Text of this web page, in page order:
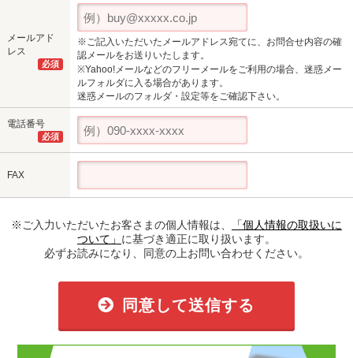
メールアド
レス
必須
※ご記入いただいたメールアドレス宛てに、お問合せ内容の確
認メールをお送りいたします。
※Yahoo!メールなどのフリーメールをご利用の場合、迷惑メー
ルフォルダに入る場合があります。
迷惑メールのフォルダ・設定等をご確認下さい。
電話番号
必須
FAX
※ご入力いただいたお客さまの個人情報は、
「個人情報の取扱いに
ついて」 に基づき適正に取り扱います。
必ずお読みになり、同意の上お問い合わせください。
同意して送信する